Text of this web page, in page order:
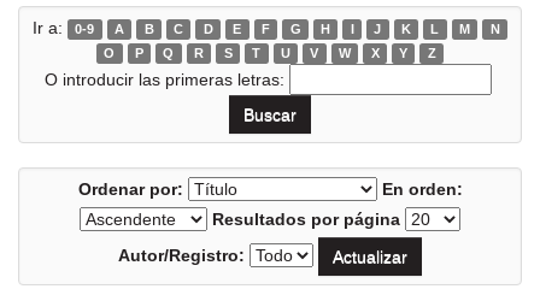
Ir a: 0-9 A B C D E F G H I J K L M
N
O
P Q R S T U V W X Y Z
O introducir las primeras letras:
Ordenar por:
En orden:
Resultados por página
Autor/Registro: